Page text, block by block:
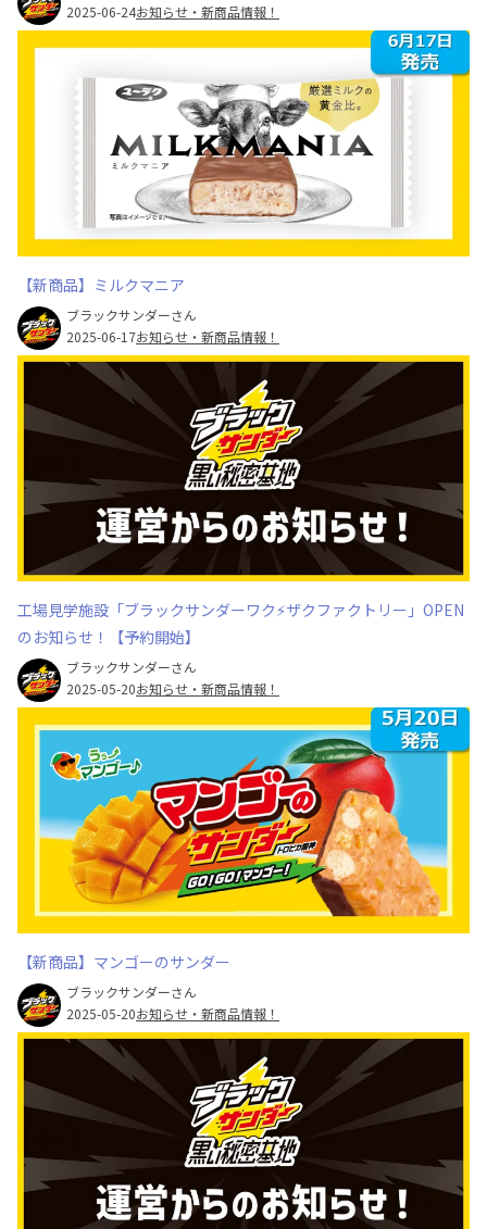
2025-06-24お知らせ・新商品情報！
【新商品】ミルクマニア
ブラックサンダーさん
2025-06-17お知らせ・新商品情報！
工場見学施設「ブラックサンダーワク⚡ザクファクトリー」OPEN
のお知らせ！【予約開始】
ブラックサンダーさん
2025-05-20お知らせ・新商品情報！
【新商品】マンゴーのサンダー
ブラックサンダーさん
2025-05-20お知らせ・新商品情報！